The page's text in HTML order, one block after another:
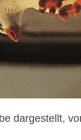
dargestellt,